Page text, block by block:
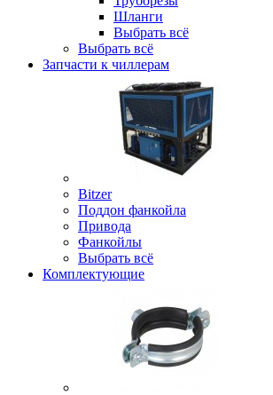
Шланги
Выбрать всё
Выбрать всё
Запчасти к чиллерам
Bitzer
Поддон фанкойла
Привода
Фанкойлы
Выбрать всё
Комплектующие